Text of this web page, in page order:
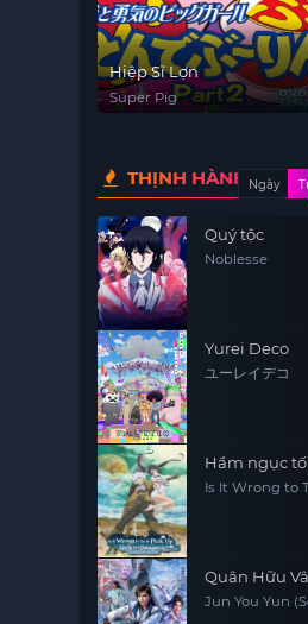
Hiệp Sĩ Lợn
Super Pig
THỊNH HÀNHNgày
Quý tộc
Noblesse
Yurei Deco
ユーレイデコ
Hầm ngục
Is It Wrong to
Quân Hữu
Jun You Yun